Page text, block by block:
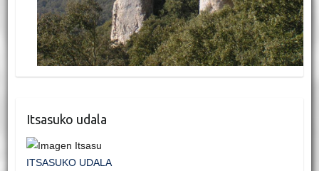
Itsasuko udala
ITSASUKO UDALA